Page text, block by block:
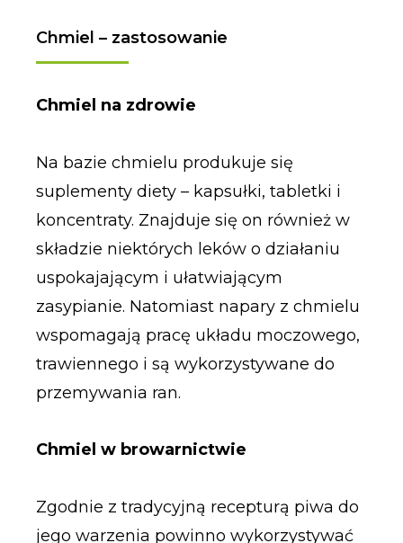
Chmiel – zastosowanie
Chmiel na zdrowie
Na bazie chmielu produkuje się
suplementy diety – kapsułki, tabletki i
koncentraty. Znajduje się on również w
składzie niektórych leków o działaniu
uspokajającym i ułatwiającym
zasypianie. Natomiast napary z chmielu
wspomagają pracę układu moczowego,
trawiennego i są wykorzystywane do
przemywania ran.
Chmiel w browarnictwie
Zgodnie z tradycyjną recepturą piwa do
jego warzenia powinno wykorzystywać